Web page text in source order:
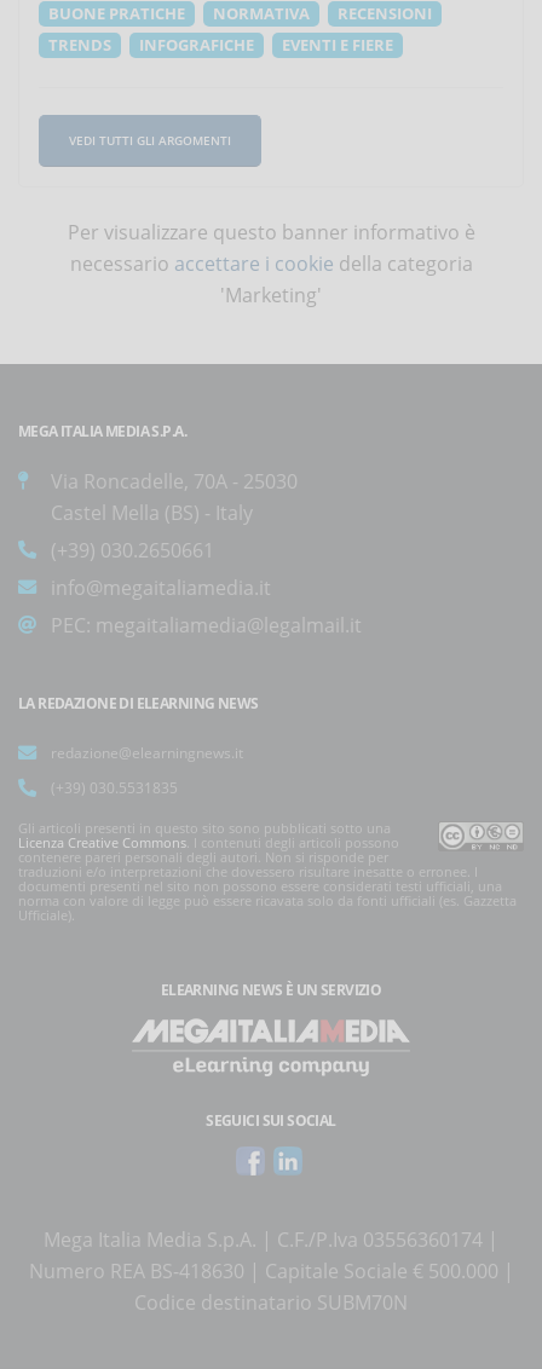
BUONE PRATICHE
NORMATIVA
RECENSIONI
TRENDS
INFOGRAFICHE EVENTI E FIERE
VEDI TUTTI GLI ARGOMENTI
Per visualizzare questo banner informativo è
necessario accettare i cookie della categoria
'Marketing'
MEGA ITALIA MEDIA S.P.A.
Via Roncadelle, 70A - 25030
Castel Mella (BS) - Italy
(+39) 030.2650661
info@megaitaliamedia.it
PEC: megaitaliamedia@legalmail.it
LA REDAZIONE DI ELEARNING NEWS
redazione@elearningnews.it
(+39) 030.5531835
Gli articoli presenti in questo sito sono pubblicati sotto una
Licenza Creative Commons . I contenuti degli articoli possono
contenere pareri personali degli autori. Non si risponde per
traduzioni e/o interpretazioni che dovessero risultare inesatte o erronee. I
documenti presenti nel sito non possono essere considerati testi ufficiali, una
norma con valore di legge può essere ricavata solo da fonti ufficiali (es. Gazzetta
Ufficiale).
ELEARNING NEWS È UN SERVIZIO
SEGUICI SUI SOCIAL
Mega Italia Media S.p.A. | C.F./P.Iva 03556360174 |
Numero REA BS-418630 | Capitale Sociale € 500.000 |
Codice destinatario SUBM70N